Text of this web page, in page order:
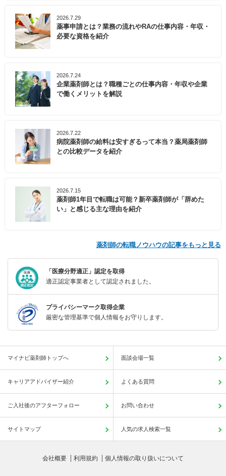
2026.7.29
薬事申請とは？業務の流れやRAの仕事内容・年収・
必要な資格を紹介
2026.7.24
企業薬剤師とは？職種ごとの仕事内容・年収や企業
で働くメリットを解説
2026.7.22
病院薬剤師の給料は安すぎるって本当？薬局薬剤師
との比較データを紹介
2026.7.15
薬剤師1年目で転職は可能？新卒薬剤師が「辞めた
い」と感じる主な理由を紹介
薬剤師の転職ノウハウの記事をもっと見る
「医療分野適正」認定を取得
適正認定事業者として認定されました。
プライバシーマーク取得企業
厳密な管理基準で個人情報をお守りします。
マイナビ薬剤師トップへ 面談会場一覧
キャリアアドバイザー紹介 よくある質問
ご入社後のアフターフォロー お問い合わせ
サイトマップ 人気の求人検索一覧
会社概要 利用規約 個人情報の取り扱いについて